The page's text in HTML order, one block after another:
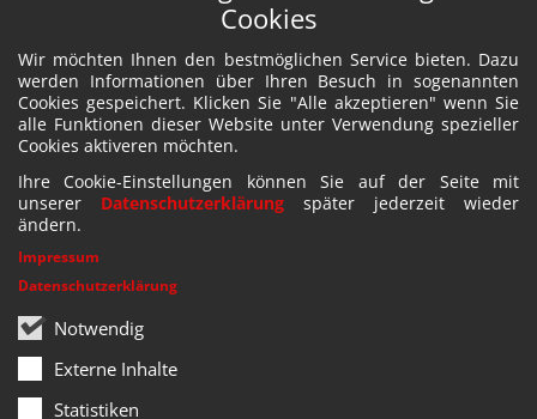
Cookies
Wir möchten Ihnen den bestmöglichen Service bieten. Dazu
werden Informationen über Ihren Besuch in sogenannten
Cookies gespeichert. Klicken Sie "Alle akzeptieren" wenn Sie
alle Funktionen dieser Website unter Verwendung spezieller
Cookies aktiveren möchten.
Ihre Cookie-Einstellungen können Sie auf der Seite mit
unserer Datenschutzerklärung später jederzeit wieder
ändern.
Notwendig
Externe Inhalte
Statistiken
Impressum
Datenschutzerklärung